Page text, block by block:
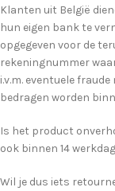
Klanten uit België
hun eigen bank te
opgegeven voor de
rekeningnummer
i.v.m. eventuele
bedragen worden
Is het product
ook binnen 14
Wil je dus iets